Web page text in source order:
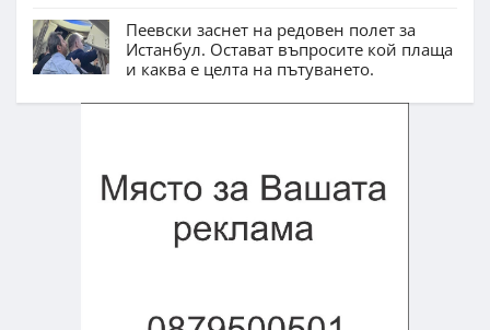
Пеевски заснет на редовен полет за
Истанбул. Остават въпросите кой плаща
и каква е целта на пътуването.